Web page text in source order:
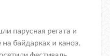
парусная регата и
на байдарках и каноэ.